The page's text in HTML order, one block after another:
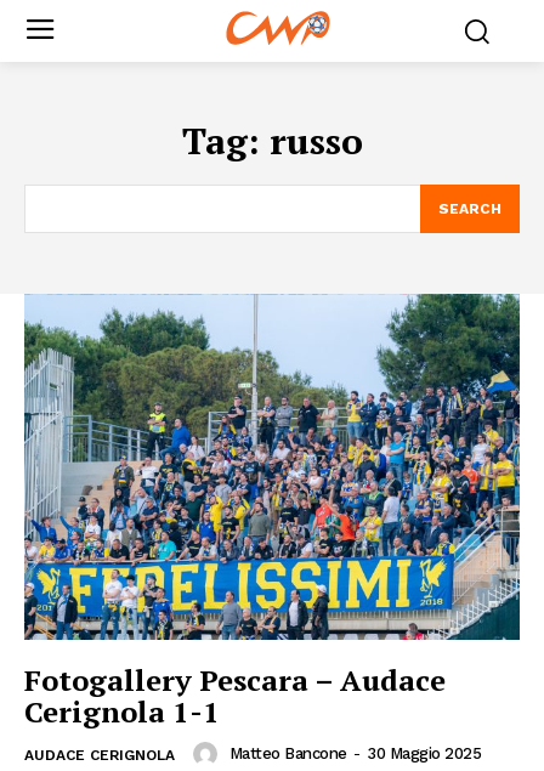
Tag: russo
SEARCH
Fotogallery Pescara – Audace
Cerignola 1-1
AUDACE CERIGNOLA Matteo Bancone - 30 Maggio 2025